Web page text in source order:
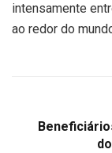
intensamente
ao redor do